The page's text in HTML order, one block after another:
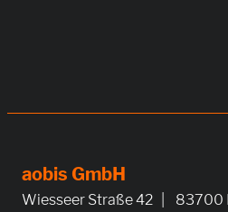
aobis GmbH
Wiesseer Straße 42 | 83700